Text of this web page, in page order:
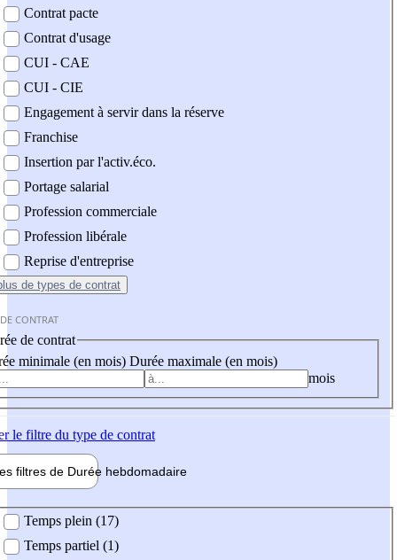
Contrat pacte
Contrat d'usage
CUI - CAE
CUI - CIE
Engagement à servir dans la réserve
Franchise
Insertion par l'activ.éco.
Portage salarial
Profession commerciale
Profession libérale
Reprise d'entreprise
de types de contrat
CONTRAT
de contrat
minimale (en mois) Durée maximale (en mois)
mois
le filtre du type de contrat
filtres de Durée hebdomadaire
Temps plein (17)
Temps partiel (1)